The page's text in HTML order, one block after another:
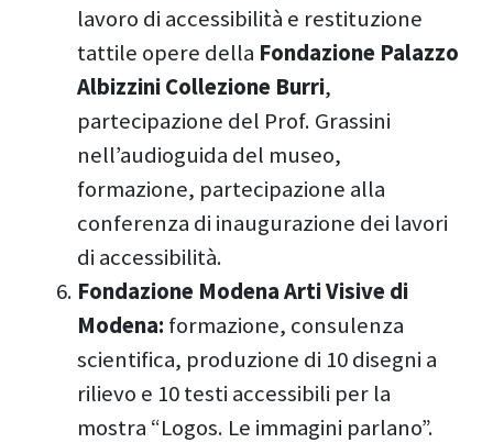
lavoro di accessibilità e restituzione
tattile opere della Fondazione Palazzo
Albizzini Collezione Burri,
partecipazione del Prof. Grassini
nell’audioguida del museo,
formazione, partecipazione alla
conferenza di inaugurazione dei lavori
di accessibilità.
Fondazione Modena Arti Visive di
Modena: formazione, consulenza
scientifica, produzione di 10 disegni a
rilievo e 10 testi accessibili per la
mostra “Logos. Le immagini parlano”.